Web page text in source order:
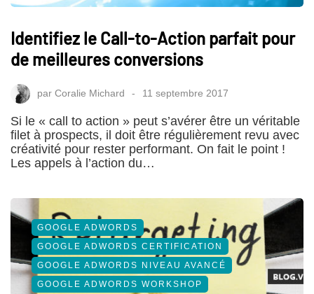
Identifiez le Call-to-Action parfait pour
de meilleures conversions
par Coralie Michard 11 septembre 2017
Si le « call to action » peut s’avérer être un véritable
filet à prospects, il doit être régulièrement revu avec
créativité pour rester performant. On fait le point !
Les appels à l’action du…
GOOGLE ADWORDS
GOOGLE ADWORDS CERTIFICATION
GOOGLE ADWORDS NIVEAU AVANCÉ
GOOGLE ADWORDS WORKSHOP